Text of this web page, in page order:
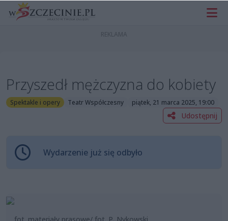
Przyszedł mężczyzna do kobiety
Spektakle i opery Teatr Współczesny piątek, 21 marca 2025, 19:00
Udostępnij
Wydarzenie już się odbyło